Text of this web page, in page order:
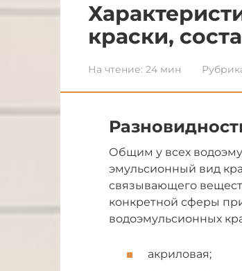
краски,
На чтение: 24 мин
Общим у всех
эмульсионный вид
связывающего
конкретной сферы
водоэмульсионных
акриловая;